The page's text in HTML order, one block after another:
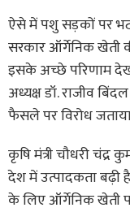
ऐसे में पशु सड़कों पर
सरकार ऑर्गेनिक खेती
इसके अच्छे परिणाम
अध्यक्ष डॉ. राजीव
फैसले पर विरोध
कृषि मंत्री चौधरी
देश में उत्पादकता बढ़ी
के लिए ऑर्गेनिक खेती